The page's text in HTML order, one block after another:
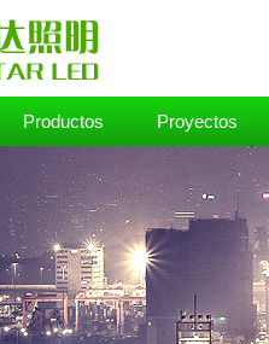
Productos Proyectos